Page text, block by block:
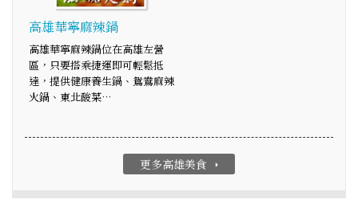
高雄華寧麻辣鍋
高雄華寧麻辣鍋位在高雄左營
區，只要搭乘捷運即可輕鬆抵
達，提供健康養生鍋、鴛鴦麻辣
火鍋、東北酸菜…
更多高雄美食 arrow_right